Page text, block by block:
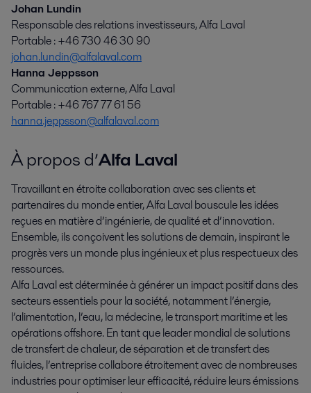
Johan Lundin
Responsable des relations investisseurs, Alfa Laval
Portable : +46 730 46 30 90
johan.lundin@alfalaval.com
Hanna Jeppsson
Communication externe, Alfa Laval
Portable : +46 767 77 61 56
hanna.jeppsson@alfalaval.com
À propos d’Alfa Laval
Travaillant en étroite collaboration avec ses clients et
partenaires du monde entier, Alfa Laval bouscule les idées
reçues en matière d’ingénierie, de qualité et d’innovation.
Ensemble, ils conçoivent les solutions de demain, inspirant le
progrès vers un monde plus ingénieux et plus respectueux des
ressources.
Alfa Laval est déterminée à générer un impact positif dans des
secteurs essentiels pour la société, notamment l’énergie,
l’alimentation, l’eau, la médecine, le transport maritime et les
opérations offshore. En tant que leader mondial de solutions
de transfert de chaleur, de séparation et de transfert des
fluides, l’entreprise collabore étroitement avec de nombreuses
industries pour optimiser leur efficacité, réduire leurs émissions